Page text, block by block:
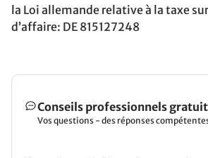
la Loi allemande relative à la taxe
d’affaire: DE 815127248
Conseils professionnels
Vos questions - des réponses